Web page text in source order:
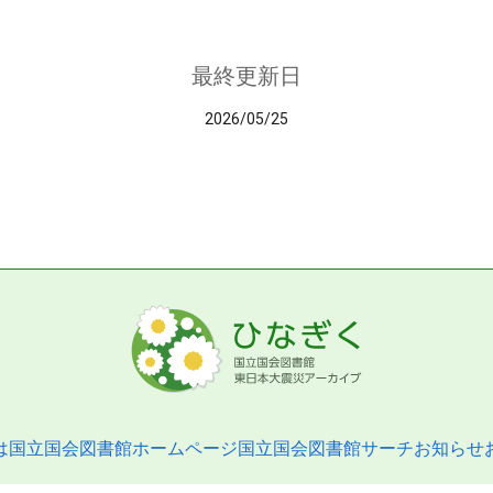
最終更新日
2026/05/25
国立国会図書館ホームページ国立国会図書館サーチお知らせ